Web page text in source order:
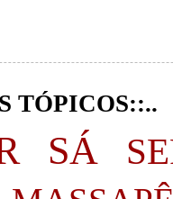
TÓPICOS::..
SÁ